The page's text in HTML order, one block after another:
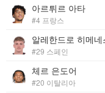
아르튀르 아타
#4 프랑스
알레한드로 히메네
#29 스페인
체르 은도어
#20 이탈리아